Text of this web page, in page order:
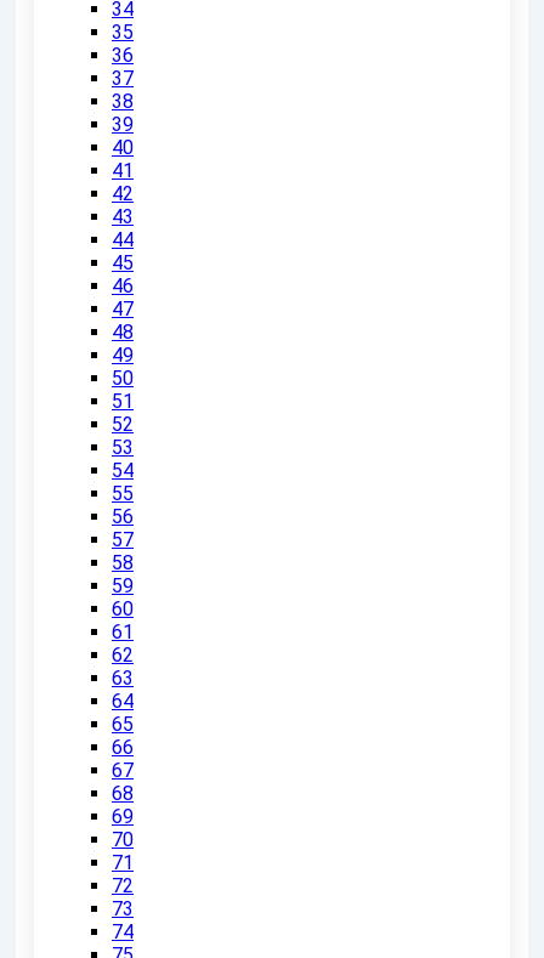
34
35
36
37
38
39
40
41
42
43
44
45
46
47
48
49
50
51
52
53
54
55
56
57
58
59
60
61
62
63
64
65
66
67
68
69
70
71
72
73
74